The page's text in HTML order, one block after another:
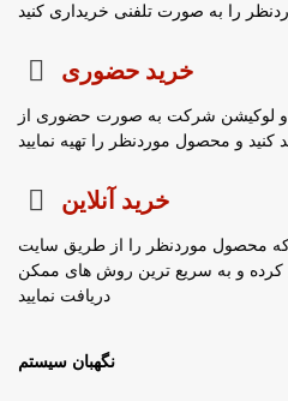
را به صورت تلفنی خریداری کنید
خرید حضوری
و لوکیشن شرکت به صورت حضوری از
کنید و محصول موردنظر را تهیه نمایید
خرید آنلاین
که محصول موردنظر را از طریق سایت
و به سریع ترین روش های ممکن
دریافت نمایید
نگهبان سیستم